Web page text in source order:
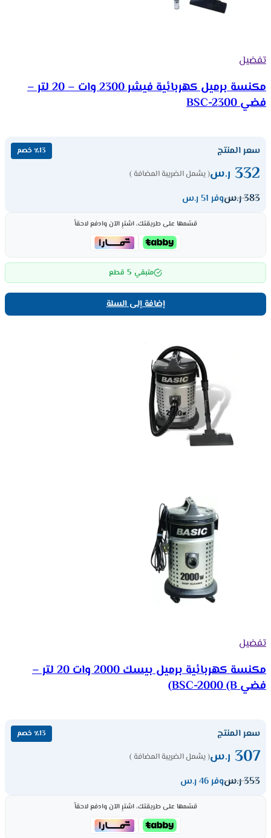
تفضيل
مكنسة برميل كهربائية فيشر 2300 وات – 20 لتر –
فضي BSC-2300
سعر المنتج ٪13 خصم
332 ر.س( يشمل الضريبة المضافة )
383ر.سوفر 51 ر.س
قسّمها على طريقتك، اشترِ الآن وادفع لاحقاً
متبقي 5 قطع
إضافة إلى السلة
تفضيل
مكنسة كهربائية برميل بيسك 2000 وات 20 لتر –
فضي BSC-2000 (B)
سعر المنتج ٪13 خصم
307 ر.س( يشمل الضريبة المضافة )
353ر.سوفر 46 ر.س
قسّمها على طريقتك، اشترِ الآن وادفع لاحقاً